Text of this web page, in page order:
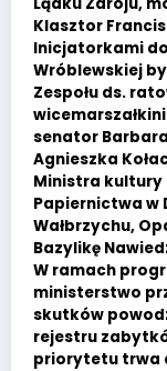
Klasztor
Inicjatorkami
Wróblewskiej
Zespołu ds.
senator
Agnieszka
Ministra kultury
Papiernictwa w
Wałbrzychu,
Bazylikę
W ramach
ministerstwo
skutków
rejestru
priorytetu trwa